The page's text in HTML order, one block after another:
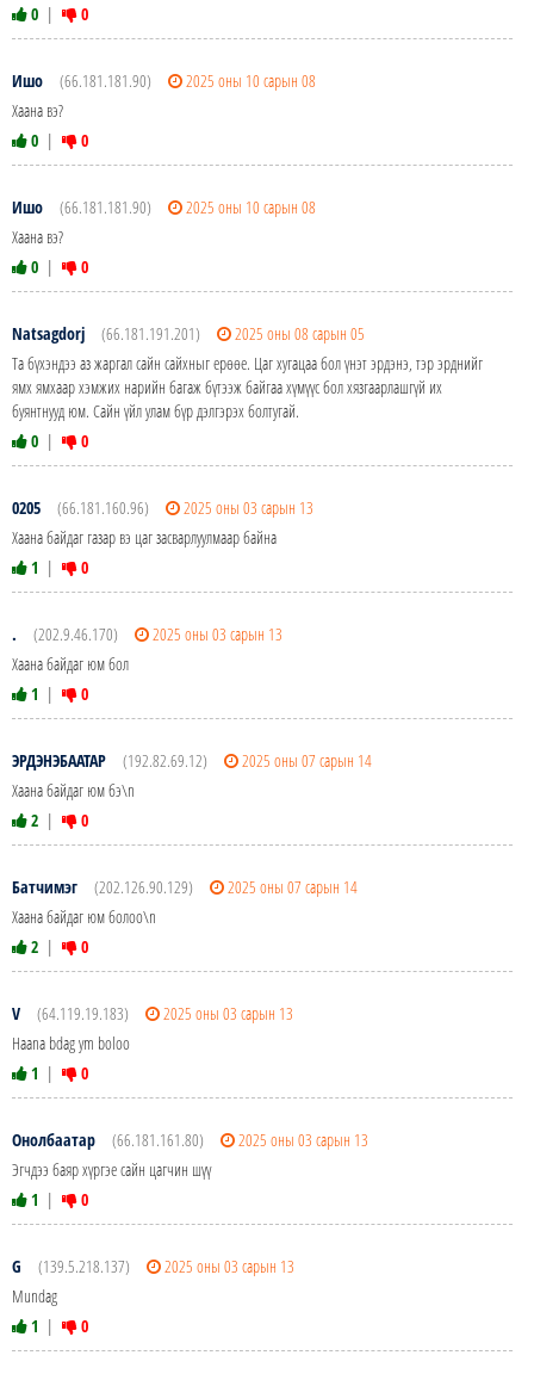
0 | 0
Ишо (66.181.181.90)
2025 оны 10 сарын 08
Хаана вэ?
0 | 0
Ишо (66.181.181.90)
2025 оны 10 сарын 08
Хаана вэ?
0 | 0
Natsagdorj (66.181.191.201)
2025 оны 08 сарын 05
Та бүхэндээ аз жаргал сайн сайхныг ерөөе. Цаг хугацаа бол үнэт эрдэнэ, тэр эрднийг
ямх ямхаар хэмжих нарийн багаж бүтээж байгаа хүмүүс бол хязгаарлашгүй их
буянтнууд юм. Сайн үйл улам бүр дэлгэрэх болтугай.
0 | 0
0205 (66.181.160.96)
2025 оны 03 сарын 13
Хаана байдаг газар вэ цаг засварлуулмаар байна
1 | 0
. (202.9.46.170)
2025 оны 03 сарын 13
Хаана байдаг юм бол
1 | 0
ЭРДЭНЭБААТАР (192.82.69.12)
2025 оны 07 сарын 14
Хаана байдаг юм бэ\n
2 | 0
Батчимэг (202.126.90.129)
2025 оны 07 сарын 14
Хаана байдаг юм болоо\n
2 | 0
V (64.119.19.183)
2025 оны 03 сарын 13
Haana bdag ym boloo
1 | 0
Онолбаатар (66.181.161.80)
2025 оны 03 сарын 13
Эгчдээ баяр хүргэе сайн цагчин шүү
1 | 0
G (139.5.218.137)
2025 оны 03 сарын 13
Mundag
1 | 0